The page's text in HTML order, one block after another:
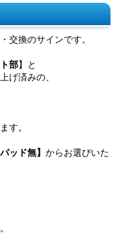
交換のサインです。
部】と
げ済みの、
す。
ッド無】 からお選びいた